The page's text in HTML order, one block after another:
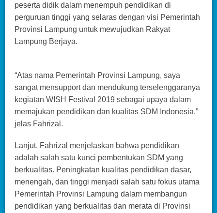
peserta didik dalam menempuh pendidikan di
perguruan tinggi yang selaras dengan visi Pemerintah
Provinsi Lampung untuk mewujudkan Rakyat
Lampung Berjaya.
“Atas nama Pemerintah Provinsi Lampung, saya
sangat mensupport dan mendukung terselenggaranya
kegiatan WISH Festival 2019 sebagai upaya dalam
memajukan pendidikan dan kualitas SDM Indonesia,”
jelas Fahrizal.
Lanjut, Fahrizal menjelaskan bahwa pendidikan
adalah salah satu kunci pembentukan SDM yang
berkualitas. Peningkatan kualitas pendidikan dasar,
menengah, dan tinggi menjadi salah satu fokus utama
Pemerintah Provinsi Lampung dalam membangun
pendidikan yang berkualitas dan merata di Provinsi